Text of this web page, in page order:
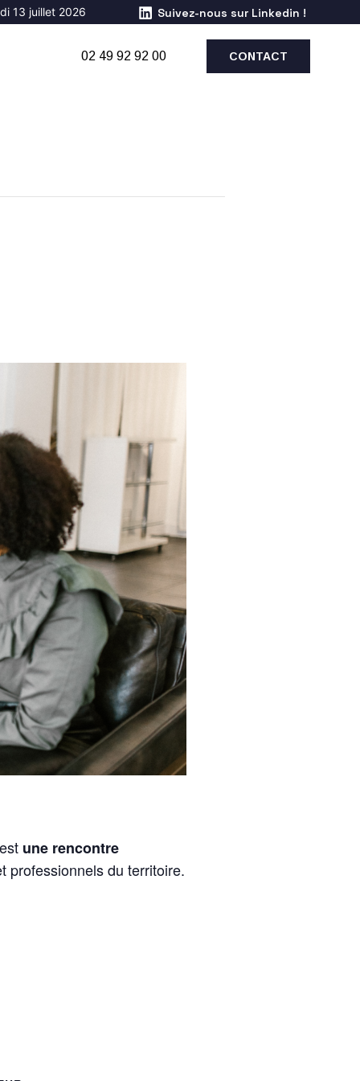
13 juillet 2026 Suivez-nous sur Linkedin !
02 49 92 92 00 CONTACT
une rencontre
professionnels du territoire.